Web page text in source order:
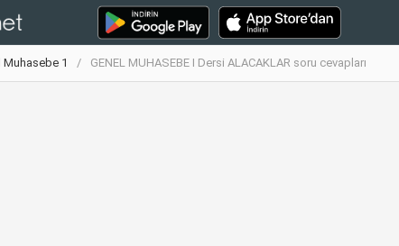
Muhasebe 1 GENEL MUHASEBE I Dersi ALACAKLAR soru cevapları